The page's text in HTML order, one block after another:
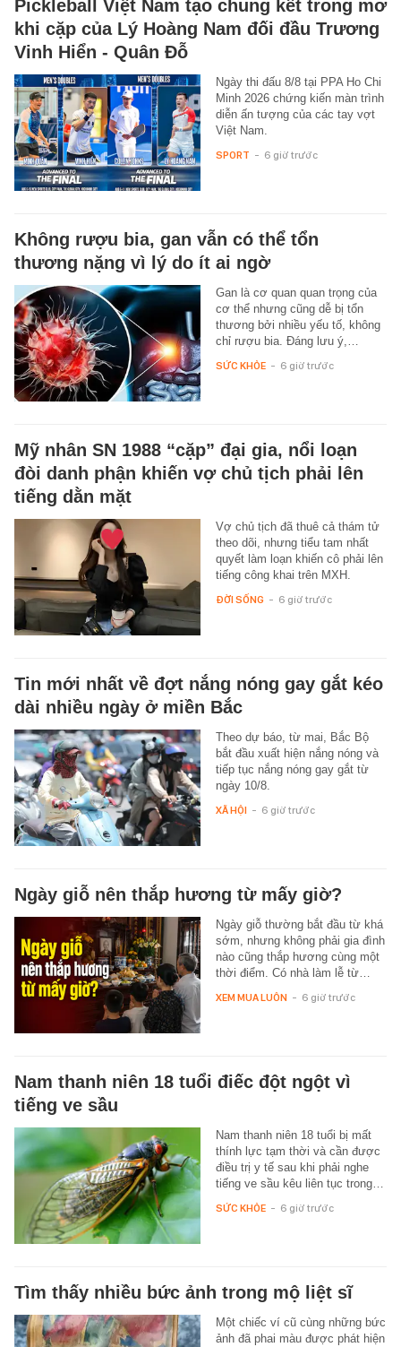
Pickleball Việt Nam tạo chung kết trong mơ
khi cặp của Lý Hoàng Nam đối đầu Trương
Vinh Hiển - Quân Đỗ
Ngày thi đấu 8/8 tại PPA Ho Chi
Minh 2026 chứng kiến màn trình
diễn ấn tượng của các tay vợt
Việt Nam.
SPORT - 6 giờ trước
Không rượu bia, gan vẫn có thể tổn
thương nặng vì lý do ít ai ngờ
Gan là cơ quan quan trọng của
cơ thể nhưng cũng dễ bị tổn
thương bởi nhiều yếu tố, không
chỉ rượu bia. Đáng lưu ý,…
SỨC KHỎE - 6 giờ trước
Mỹ nhân SN 1988 “cặp” đại gia, nổi loạn
đòi danh phận khiến vợ chủ tịch phải lên
tiếng dằn mặt
Vợ chủ tịch đã thuê cả thám tử
theo dõi, nhưng tiểu tam nhất
quyết làm loạn khiến cô phải lên
tiếng công khai trên MXH.
ĐỜI SỐNG - 6 giờ trước
Tin mới nhất về đợt nắng nóng gay gắt kéo
dài nhiều ngày ở miền Bắc
Theo dự báo, từ mai, Bắc Bộ
bắt đầu xuất hiện nắng nóng và
tiếp tục nắng nóng gay gắt từ
ngày 10/8.
XÃ HỘI - 6 giờ trước
Ngày giỗ nên thắp hương từ mấy giờ?
Ngày giỗ thường bắt đầu từ khá
sớm, nhưng không phải gia đình
nào cũng thắp hương cùng một
thời điểm. Có nhà làm lễ từ…
XEM MUA LUÔN - 6 giờ trước
Nam thanh niên 18 tuổi điếc đột ngột vì
tiếng ve sầu
Nam thanh niên 18 tuổi bị mất
thính lực tạm thời và cần được
điều trị y tế sau khi phải nghe
tiếng ve sầu kêu liên tục trong…
SỨC KHỎE - 6 giờ trước
Tìm thấy nhiều bức ảnh trong mộ liệt sĩ
Một chiếc ví cũ cùng những bức
ảnh đã phai màu được phát hiện